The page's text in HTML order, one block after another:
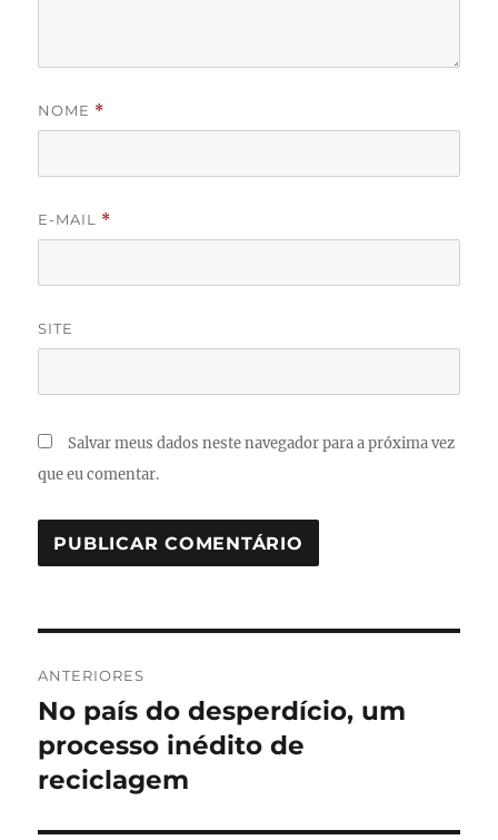
NOME *
E-MAIL *
SITE
Salvar meus dados neste navegador para a próxima vez
que eu comentar.
de
Post
ANTERIORES
Post
anterior:
No país do desperdício, um
processo inédito de
reciclagem